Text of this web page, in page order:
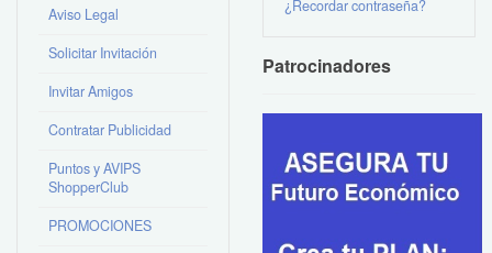
Aviso Legal
Solicitar Invitación
Invitar Amigos
Contratar Publicidad
Puntos y AVIPS
ShopperClub
PROMOCIONES
¿Recordar contraseña?
Patrocinadores